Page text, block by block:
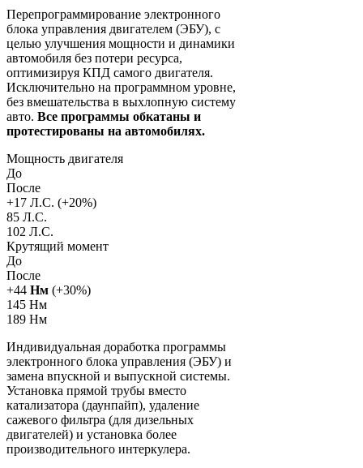
Перепрограммирование электронного
блока управления двигателем (ЭБУ), с
целью улучшения мощности и динамики
автомобиля без потери ресурса,
оптимизируя КПД самого двигателя.
Исключительно на программном уровне,
без вмешательства в выхлопную систему
авто. Все программы обкатаны и
протестированы на автомобилях.
Мощность двигателя
До
После
+17 Л.С. (+20%)
85 Л.С.
102 Л.С.
Крутящий момент
До
После
+44 Нм (+30%)
145 Нм
189 Нм
Индивидуальная доработка программы
электронного блока управления (ЭБУ) и
замена впускной и выпускной системы.
Установка прямой трубы вместо
катализатора (даунпайп), удаление
сажевого фильтра (для дизельных
двигателей) и установка более
производительного интеркулера.